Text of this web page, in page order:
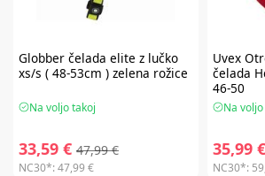
Globberčelada elite z lučko
xs/s ( 48-53cm ) zelena rožice
Na voljo takoj
33,59 € 47,99 €
NC30*:47,99 €
Uvex
čelada
46-50
Na
35,99 €
NC30*: